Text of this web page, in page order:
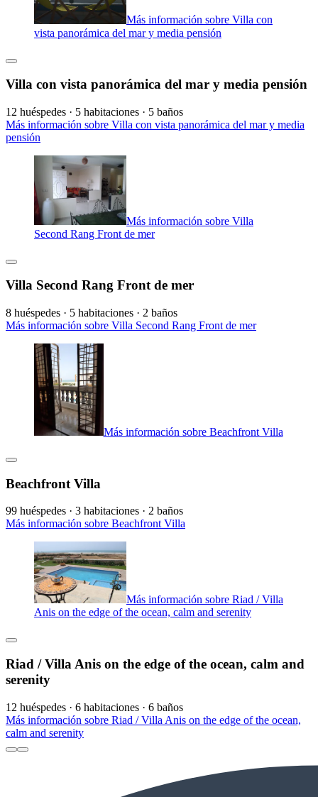
Más información sobre Villa con
vista panorámica del mar y media pensión
Villa con vista panorámica del mar y media pensión
12 huéspedes · 5 habitaciones · 5 baños
Más información sobre Villa con vista panorámica del mar y media
pensión
Más información sobre Villa
Second Rang Front de mer
Villa Second Rang Front de mer
8 huéspedes · 5 habitaciones · 2 baños
Más información sobre Villa Second Rang Front de mer
Más información sobre Beachfront Villa
Beachfront Villa
99 huéspedes · 3 habitaciones · 2 baños
Más información sobre Beachfront Villa
Más información sobre Riad / Villa
Anis on the edge of the ocean, calm and serenity
Riad / Villa Anis on the edge of the ocean, calm and
serenity
12 huéspedes · 6 habitaciones · 6 baños
Más información sobre Riad / Villa Anis on the edge of the ocean,
calm and serenity